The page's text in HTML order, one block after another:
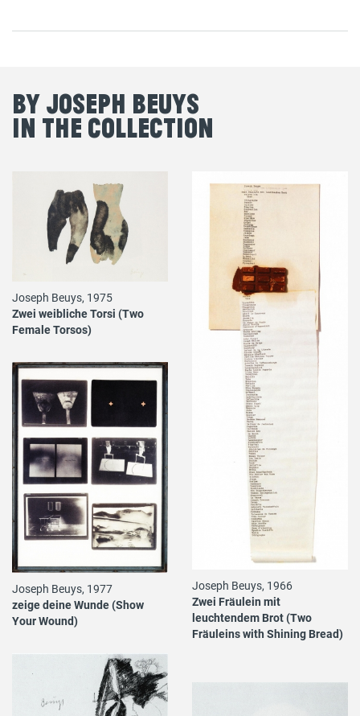
By Joseph Beuys
in the Collection
Joseph Beuys, 1975
Zwei weibliche Torsi (Two
Female Torsos)
Joseph Beuys, 1966
Zwei Fräulein mit
leuchtendem Brot (Two
Fräuleins with Shining Bread)
Joseph Beuys, 1977
zeige deine Wunde (Show
Your Wound)